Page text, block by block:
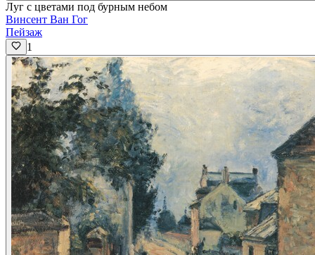
Луг с цветами под бурным небом
Винсент Ван Гог
Пейзаж
1